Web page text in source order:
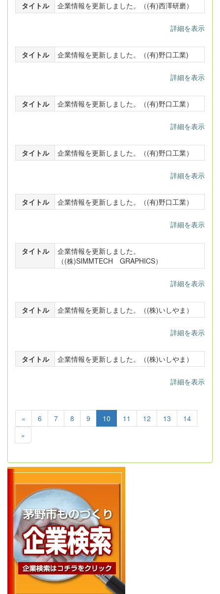
タイトル 企業情報を更新しました。（(有)西澤研磨）
詳細を表示
タイトル 企業情報を更新しました。（(有)野口工業)
詳細を表示
タイトル 企業情報を更新しました。（(有)野口工業）
詳細を表示
タイトル 企業情報を更新しました。（(有)野口工業）
詳細を表示
タイトル 企業情報を更新しました。（(有)野口工業）
詳細を表示
タイトル
企業情報を更新しました。
（(株)SIMMTECH GRAPHICS）
詳細を表示
タイトル 企業情報を更新しました。（(株)いしやま）
詳細を表示
タイトル 企業情報を更新しました。（(株)いしやま）
詳細を表示
« 6 7 8 9 10 11 12 13
14
»